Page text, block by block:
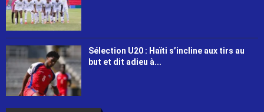
Sélection U20 : Haïti s’incline aux tirs au
but et dit adieu à...